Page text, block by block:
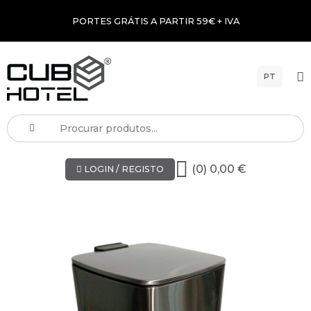
PORTES GRÁTIS A PARTIR 59€ + IVA
PT
LOGIN / REGISTO (0) 0,00 €